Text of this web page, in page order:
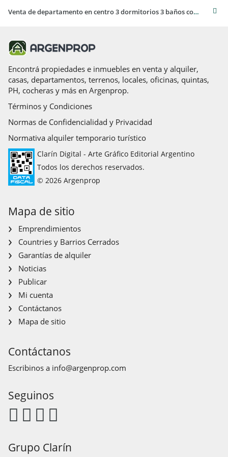
Venta de departamento en centro 3 dormitorios 3 baños con calefacción central y seguridad 24hs
Encontrá propiedades e inmuebles en venta y alquiler,
casas, departamentos, terrenos, locales, oficinas, quintas,
PH, cocheras y más en Argenprop.
Términos y Condiciones
Normas de Confidencialidad y Privacidad
Normativa alquiler temporario turístico
Clarín Digital - Arte Gráfico Editorial Argentino
Todos los derechos reservados.
© 2026 Argenprop
Mapa de sitio
Emprendimientos
Countries y Barrios Cerrados
Garantías de alquiler
Noticias
Publicar
Mi cuenta
Contáctanos
Mapa de sitio
Contáctanos
Escribinos a info@argenprop.com
Seguinos
Grupo Clarín